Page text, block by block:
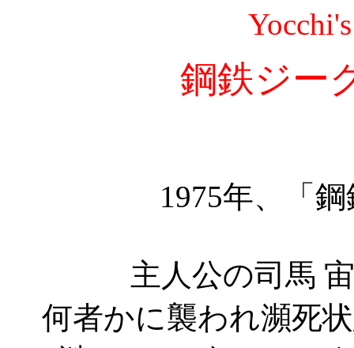
鋼鉄ジー
1975年、「
主人公の司馬
何者かに襲われ瀕死